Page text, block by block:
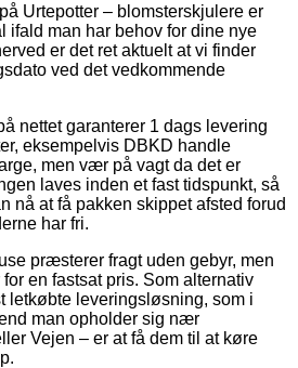
Urtepotter – blomsterskjulere er
ifald man har behov for dine nye
er det ret aktuelt at vi finder
ved det vedkommende
nettet garanterer 1 dags levering
eksempelvis DBKD handle
men vær på vagt da det er
laves inden et fast tidspunkt, så
nå at få pakken skippet afsted forud
har fri.
præsterer fragt uden gebyr, men
en fastsat pris. Som alternativ
letkøbte leveringsløsning, som i
man opholder sig nær
Vejen – er at få dem til at køre